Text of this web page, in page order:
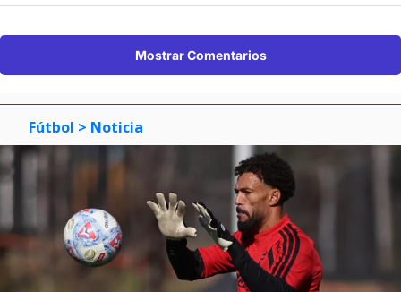
Mostrar Comentarios
Fútbol > Noticia